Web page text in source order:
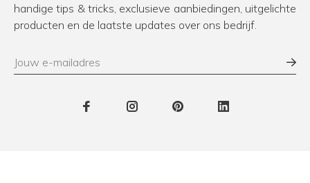
handige tips & tricks, exclusieve aanbiedingen, uitgelichte
producten en de laatste updates over ons bedrijf.